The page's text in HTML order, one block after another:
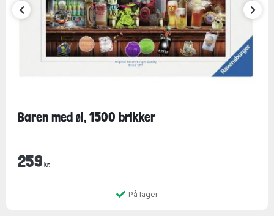
Baren med øl, 1500 brikker
259 kr.
På lager